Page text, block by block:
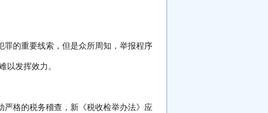
的重要线索，但是众所周知，举报程序
以发挥效力。
格的税务稽查，新《税收检举办法》应